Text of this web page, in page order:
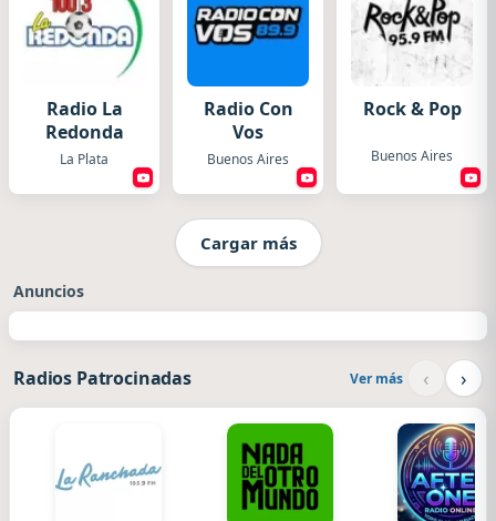
Radio La
Redonda
La Plata
Radio Con
Vos
Buenos Aires
Rock & Pop
Buenos Aires
Cargar más
Anuncios
Radios Patrocinadas Ver más ‹ ›